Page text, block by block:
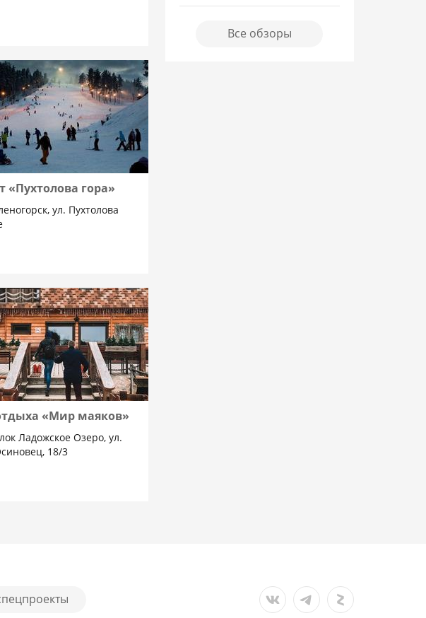
«Пухтолова гора»
ул. Пухтолова
«Мир маяков»
Ладожское Озеро, ул.
18/3
Все обзоры